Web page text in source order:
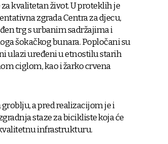
kvalitetan život. U proteklih je
zgrada Centra za djecu,
trg s urbanim sadržajima i
šokačkog bunara. Popločani su
ulazi uređeni u etnostilu starih
ciglom, kao i žarko crvena
a pred realizacijom je i
staze za bicikliste koja će
infrastrukturu.